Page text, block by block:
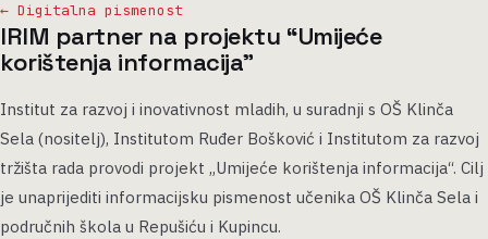
← Digitalna pismenost
IRIM partner na projektu “Umijeće
korištenja informacija”
Institut za razvoj i inovativnost mladih, u suradnji s OŠ Klinča
Sela (nositelj), Institutom Ruđer Bošković i Institutom za razvoj
tržišta rada provodi projekt „Umijeće korištenja informacija“. Cilj
je unaprijediti informacijsku pismenost učenika OŠ Klinča Sela i
područnih škola u Repušiću i Kupincu.